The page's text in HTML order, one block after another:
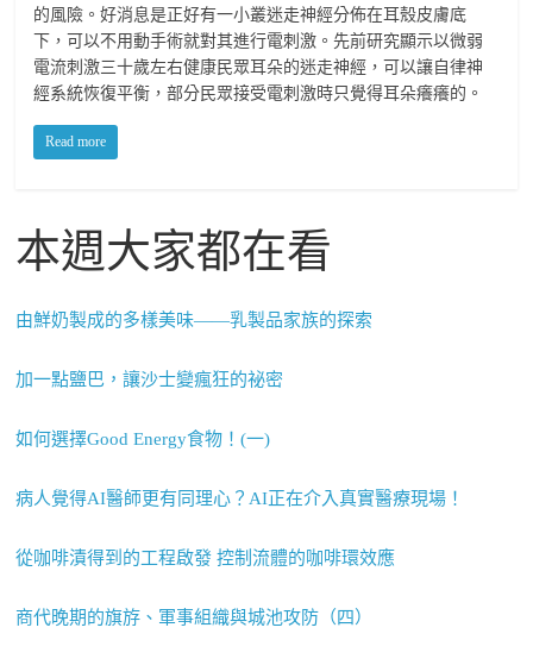
的風險。好消息是正好有一小叢迷走神經分佈在耳殼皮膚底
下，可以不用動手術就對其進行電刺激。先前研究顯示以微弱
電流刺激三十歲左右健康民眾耳朵的迷走神經，可以讓自律神
經系統恢復平衡，部分民眾接受電刺激時只覺得耳朵癢癢的。
Read more
本週大家都在看
由鮮奶製成的多樣美味——乳製品家族的探索
加一點鹽巴，讓沙士變瘋狂的祕密
如何選擇Good Energy食物！(一)
病人覺得AI醫師更有同理心？AI正在介入真實醫療現場！
從咖啡漬得到的工程啟發 控制流體的咖啡環效應
商代晚期的旗斿、軍事組織與城池攻防（四）